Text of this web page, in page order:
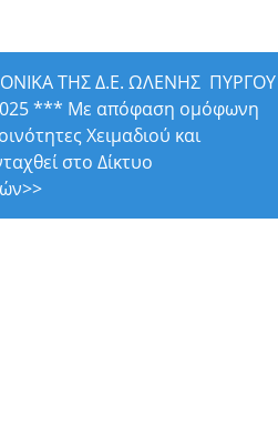
ΤΗΣ Δ.Ε. ΩΛΕΝΗΣ ΠΥΡΓΟΥ
*** Με απόφαση ομόφωνη
Χειμαδιού και
στο Δίκτυο